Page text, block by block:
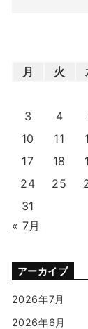
月
火
3
4
10
11
17
18
24
25
31
« 7月
アーカイブ
2026年7月
2026年6月